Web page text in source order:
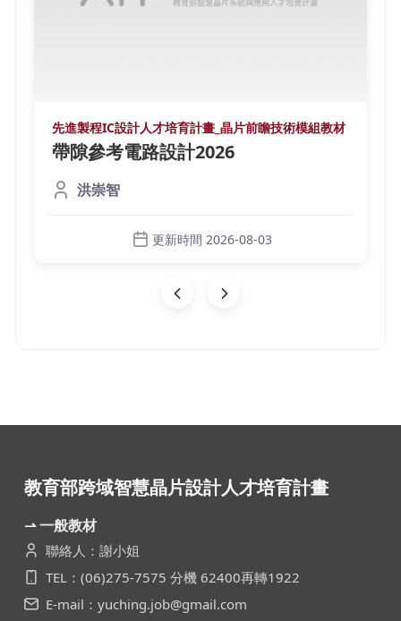
先進製程IC設計人才培育計畫_晶片前瞻技術模組教材
帶隙參考電路設計2026
洪崇智
更新時間 2026-08-03
教育部跨域智慧晶片設計人才培育計畫
⇀ 一般教材
聯絡人：謝小姐
TEL：(06)275-7575 分機 62400再轉1922
E-mail：yuching.job@gmail.com